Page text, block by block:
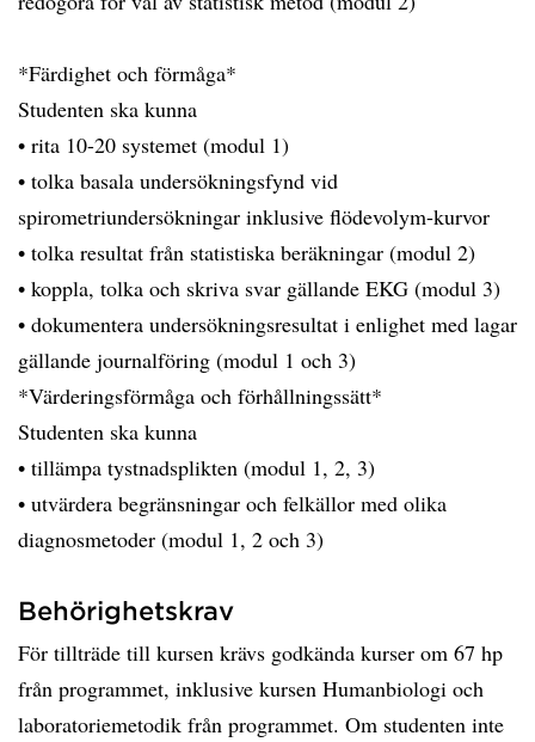
*Färdighet och förmåga*
Studenten ska kunna
• rita 10-20 systemet (modul 1)
• tolka basala undersökningsfynd vid
spirometriundersökningar inklusive flödevolym-kurvor
• tolka resultat från statistiska beräkningar (modul 2)
• koppla, tolka och skriva svar gällande EKG (modul 3)
• dokumentera undersökningsresultat i enlighet med lagar
gällande journalföring (modul 1 och 3)
*Värderingsförmåga och förhållningssätt*
Studenten ska kunna
• tillämpa tystnadsplikten (modul 1, 2, 3)
• utvärdera begränsningar och felkällor med olika
diagnosmetoder (modul 1, 2 och 3)
Behörighetskrav
För tillträde till kursen krävs godkända kurser om 67 hp
från programmet, inklusive kursen Humanbiologi och
laboratoriemetodik från programmet. Om studenten inte